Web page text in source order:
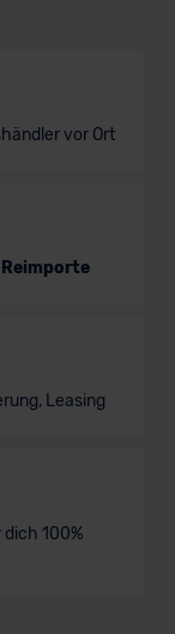
vor Ort
Reimporte
Leasing
100%